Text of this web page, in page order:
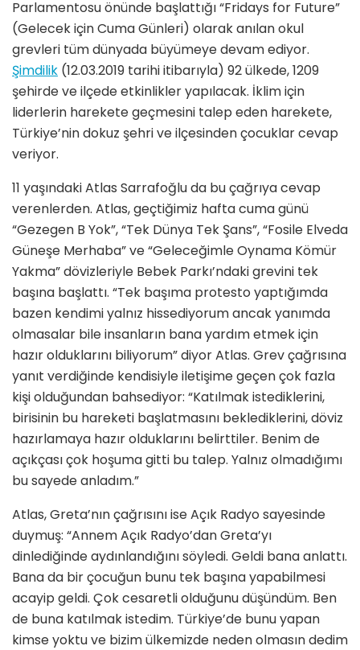
Parlamentosu önünde başlattığı “Fridays for Future”
(Gelecek için Cuma Günleri) olarak anılan okul
grevleri tüm dünyada büyümeye devam ediyor.
Şimdilik (12.03.2019 tarihi itibarıyla) 92 ülkede, 1209
şehirde ve ilçede etkinlikler yapılacak. İklim için
liderlerin harekete geçmesini talep eden harekete,
Türkiye’nin dokuz şehri ve ilçesinden çocuklar cevap
veriyor.
11 yaşındaki Atlas Sarrafoğlu da bu çağrıya cevap
verenlerden. Atlas, geçtiğimiz hafta cuma günü
“Gezegen B Yok”, “Tek Dünya Tek Şans”, “Fosile Elveda
Güneşe Merhaba” ve “Geleceğimle Oynama Kömür
Yakma” dövizleriyle Bebek Parkı’ndaki grevini tek
başına başlattı. “Tek başıma protesto yaptığımda
bazen kendimi yalnız hissediyorum ancak yanımda
olmasalar bile insanların bana yardım etmek için
hazır olduklarını biliyorum” diyor Atlas. Grev çağrısına
yanıt verdiğinde kendisiyle iletişime geçen çok fazla
kişi olduğundan bahsediyor: “Katılmak istediklerini,
birisinin bu hareketi başlatmasını beklediklerini, döviz
hazırlamaya hazır olduklarını belirttiler. Benim de
açıkçası çok hoşuma gitti bu talep. Yalnız olmadığımı
bu sayede anladım.”
Atlas, Greta’nın çağrısını ise Açık Radyo sayesinde
duymuş: “Annem Açık Radyo’dan Greta’yı
dinlediğinde aydınlandığını söyledi. Geldi bana anlattı.
Bana da bir çocuğun bunu tek başına yapabilmesi
acayip geldi. Çok cesaretli olduğunu düşündüm. Ben
de buna katılmak istedim. Türkiye’de bunu yapan
kimse yoktu ve bizim ülkemizde neden olmasın dedim